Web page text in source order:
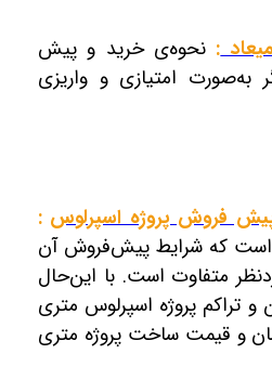
: نحوه‌ی خرید و پیش
به‌صورت امتیازی و واریزی
فروش پروژه اسپرلوس :
است که شرایط پیش‌فروش آن
متفاوت است. با این‌حال
تراکم پروژه اسپرلوس متری
متری